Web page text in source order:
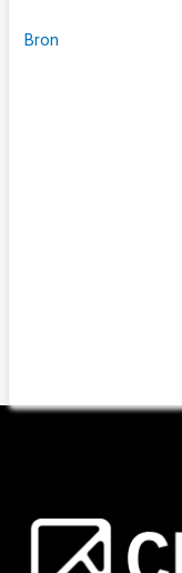
Bron